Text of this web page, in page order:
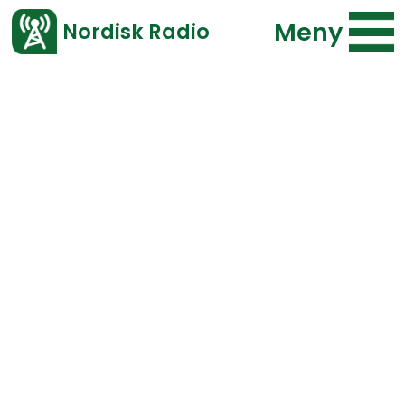
Nordisk Radio Meny